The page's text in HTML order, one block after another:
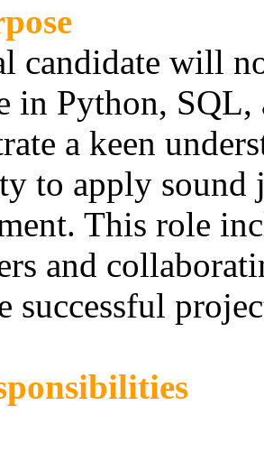
candidate will
in Python,
a keen
to apply
This role
and
successful